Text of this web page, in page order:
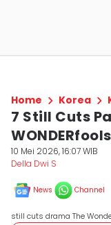
Home Korea
7 Still Cuts
10 Mei 2026, 16:07 WIB
Della Dwi S
News Channel
still cuts drama The